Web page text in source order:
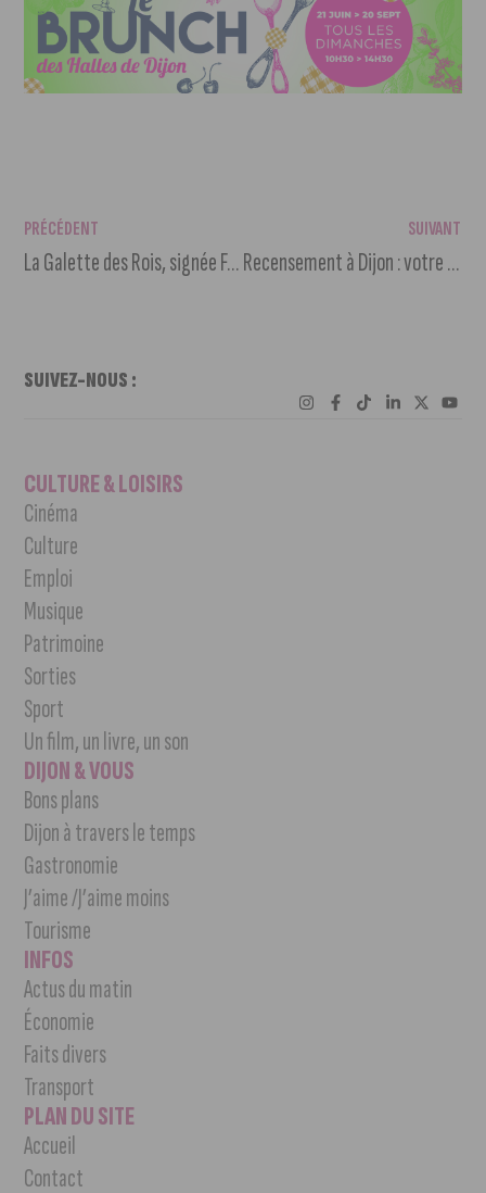
PRÉCÉDENT
La Galette des Rois, signée Fabrice Gillotte
SUIVANT
Recensement à Dijon : votre participation compte
SUIVEZ-NOUS :
CULTURE & LOISIRS
Cinéma
Culture
Emploi
Musique
Patrimoine
Sorties
Sport
Un film, un livre, un son
DIJON & VOUS
Bons plans
Dijon à travers le temps
Gastronomie
J’aime /J’aime moins
Tourisme
INFOS
Actus du matin
Économie
Faits divers
Transport
PLAN DU SITE
Accueil
Contact